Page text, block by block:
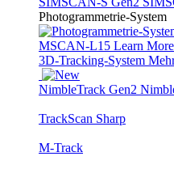
Photogrammetrie-System
MSCAN-L15 Learn
3D-Tracking-System
NimbleTrack Gen2
TrackScan Sharp
M-Track